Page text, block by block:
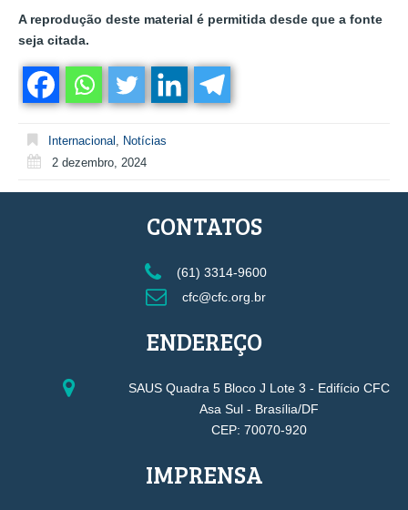
A reprodução deste material é permitida desde que a fonte
seja citada.
Internacional , Notícias
2 dezembro, 2024
CONTATOS
(61) 3314-9600
cfc@cfc.org.br
ENDEREÇO
SAUS Quadra 5 Bloco J Lote 3 - Edifício CFC
Asa Sul - Brasília/DF
CEP: 70070-920
IMPRENSA